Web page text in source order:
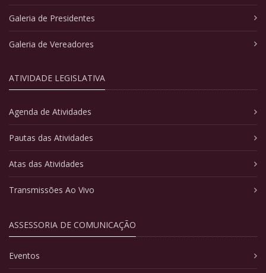
Galeria de Presidentes
Galeria de Vereadores
ATIVIDADE LEGISLATIVA
Agenda de Atividades
Pautas das Atividades
Atas das Atividades
Transmissões Ao Vivo
ASSESSORIA DE COMUNICAÇÃO
Eventos